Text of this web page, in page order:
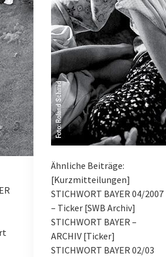
Ähnliche Beiträge:
[Kurzmitteilungen]
STICHWORT BAYER 04/2007
– Ticker [SWB Archiv]
STICHWORT BAYER –
ARCHIV [Ticker]
STICHWORT BAYER 02/03